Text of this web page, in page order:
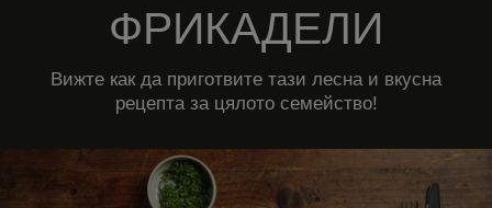
ФРИКАДЕЛИ
Вижте как да приготвите тази лесна и вкусна
рецепта за цялото семейство!